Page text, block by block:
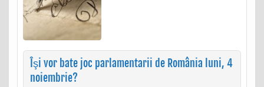
Îşi vor bate joc parlamentarii de România luni, 4
noiembrie?